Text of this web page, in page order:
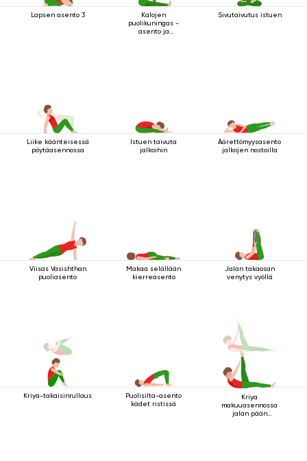
Lapsen asento 3
Kalojen
puolikuningas -
asento ja
Sivutaivutus istuen
Liike käänteisessä
pöytäasennossa
Istuen taivuta
jalkoihin
Äärettömyysasento
jalkojen nostoilla
Viisas Vasishthan
puoliasento
Makaa selällään
kierreasento
Jalan takaosan
venytys vyöllä
Kriya-takaisinrullaus
Puolisilta-asento
kädet ristissä
Kriya
makuuasennossa
jalan pään